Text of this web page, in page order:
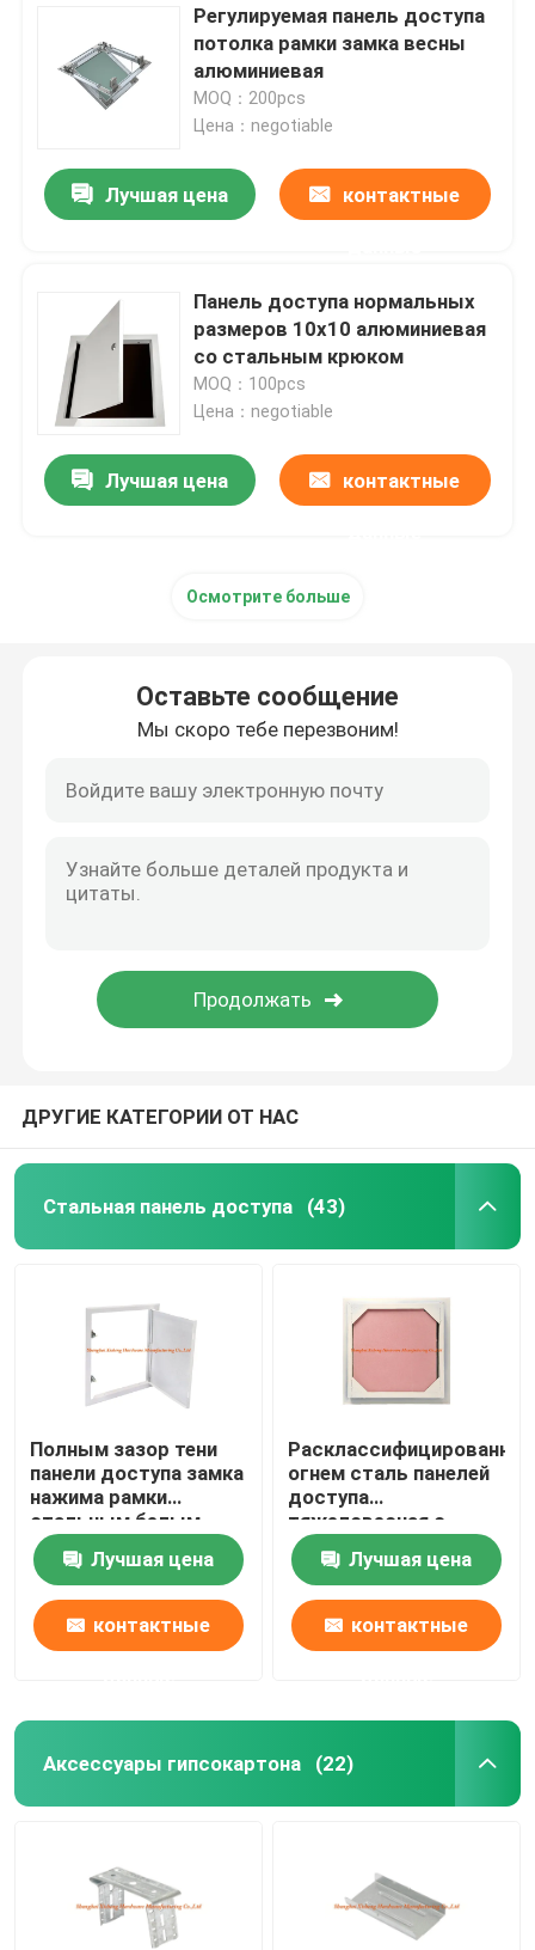
Регулируемая панель доступа
потолка рамки замка весны
алюминиевая
MOQ：200pcs
Цена：negotiable
Лучшая цена контактные
Панель доступа нормальных
размеров 10x10 алюминиевая
со стальным крюком
MOQ：100pcs
Цена：negotiable
Лучшая цена контактные
Осмотрите больше
Оставьте сообщение
Мы скоро тебе перезвоним!
ДРУГИЕ КАТЕГОРИИ ОТ НАС
Стальная панель доступа (43)
Полным зазор тени
панели доступа замка
нажима рамки
стальным белым
покрытый порошком
Лучшая цена
контактные
Расклассифицированная
огнем сталь панелей
доступа
тяжеловесная с
розовой доской гипса
для гипсокартона
Лучшая цена
контактные
Аксессуары гипсокартона (22)